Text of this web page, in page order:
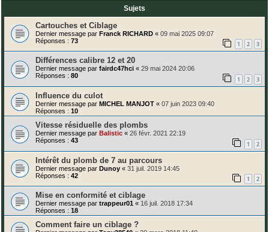
Sujets
Cartouches et Ciblage
Dernier message par Franck RICHARD « 09 mai 2025 09:07
Réponses : 73 1 2 3
Différences calibre 12 et 20
Dernier message par fairdc47hci « 29 mai 2024 20:06
Réponses : 80 1 2 3
Influence du culot
Dernier message par MICHEL MANJOT « 07 juin 2023 09:40
Réponses : 10
Vitesse résiduelle des plombs
Dernier message par Balistic « 26 févr. 2021 22:19
Réponses : 43 1 2
Intérêt du plomb de 7 au parcours
Dernier message par Dunoy « 31 juil. 2019 14:45
Réponses : 42 1 2
Mise en conformité et ciblage
Dernier message par trappeur01 « 16 juil. 2018 17:34
Réponses : 18
Comment faire un ciblage ?